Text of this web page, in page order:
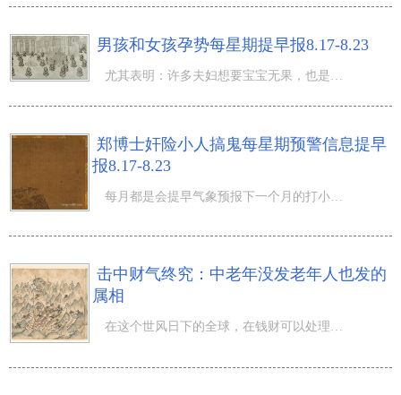
男孩和女孩孕势每星期提早报8.17-8.23
郑博士奸险小人搞鬼每星期预警信息提早
报8.17-8.23
击中财气终究：中老年没发老年人也发的
属相